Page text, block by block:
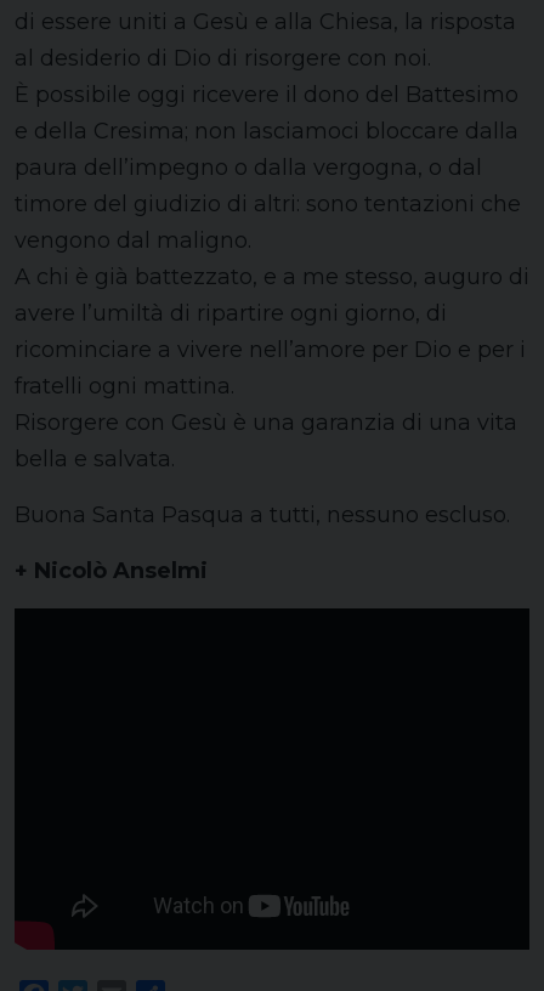
di essere uniti a Gesù e alla Chiesa, la risposta
al desiderio di Dio di risorgere con noi.
È possibile oggi ricevere il dono del Battesimo
e della Cresima; non lasciamoci bloccare dalla
paura dell’impegno o dalla vergogna, o dal
timore del giudizio di altri: sono tentazioni che
vengono dal maligno.
A chi è già battezzato, e a me stesso, auguro di
avere l’umiltà di ripartire ogni giorno, di
ricominciare a vivere nell’amore per Dio e per i
fratelli ogni mattina.
Risorgere con Gesù è una garanzia di una vita
bella e salvata.
Buona Santa Pasqua a tutti, nessuno escluso.
+ Nicolò Anselmi